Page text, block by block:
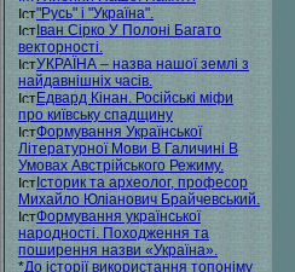
"Русь" і "Україна".
Іван Сірко У Полоні Багато
векторності.
УКРАЇНА – назва нашої землі з
найдавнішніх часів.
Едвард Кінан. Російські міфи
про київську спадщину
Формування Української
Літературної Мови В Галичині В
Умовах Австрійського Режиму.
Історик та археолог, професор
Михайло Юліанович Брайчевський.
Формування української
народності. Походження та
поширення назви «Україна».
*До історії використання топоніму